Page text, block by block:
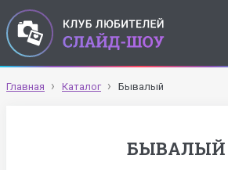
Главная Каталог Бывалый
БЫВАЛЫЙ